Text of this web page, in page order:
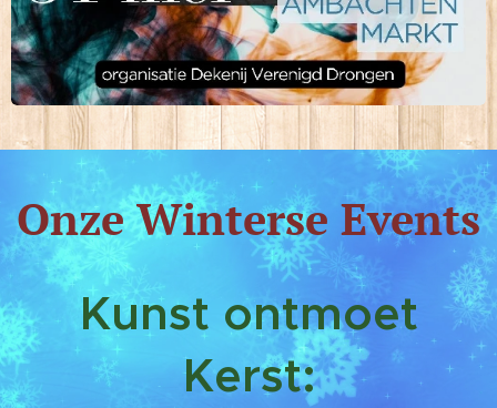
Onze Winterse Events
Kunst ontmoet
Kerst: